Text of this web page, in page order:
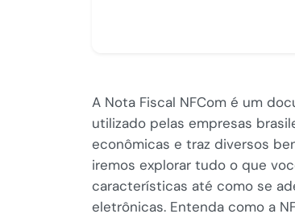
A Nota Fiscal NFCom é um
utilizado pelas empresas
econômicas e traz diversos
iremos explorar tudo o que
características até como se
eletrônicas. Entenda como a